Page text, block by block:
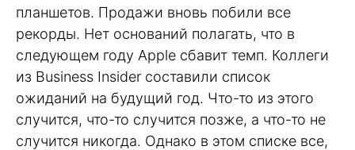
планшетов. Продажи вновь побили все
рекорды. Нет оснований полагать, что в
следующем году Apple сбавит темп. Коллеги
из Business Insider составили список
ожиданий на будущий год. Что-то из этого
случится, что-то случится позже, а что-то не
случится никогда. Однако в этом списке все,